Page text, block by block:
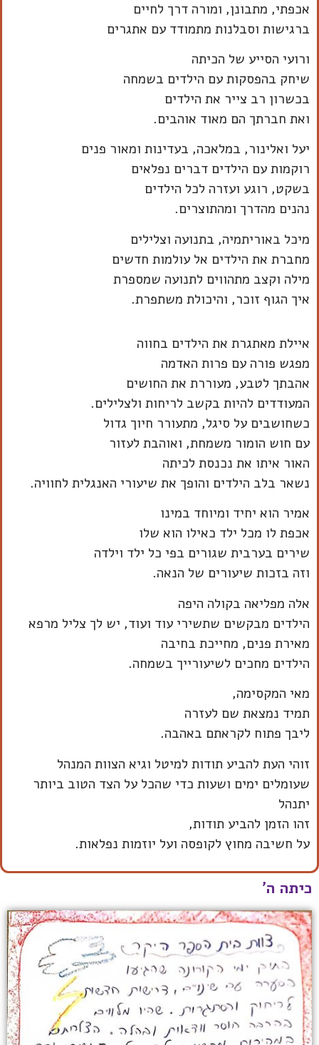
אכפתי, מתבונן, ומורה דרך לחיים
ברגישות וסבלנות מתמודד עם אתגרים
ורועי הסייע של הכיתה
שיחק בהפסקות עם הילדים בשמחה
בכשרון רב צייר את הילדים
ואת חברתך הם מאוד אוהבים.
יעל ואלינור, במלאכה, בעדינות ומאור פנים
רוקמות עם הילדים דברים נפלאים
בשקט, רוגע ועזרה לכל הילדים
נהנים מהדרך ומהתוצרים.
מיכל באוריתמיה, בתנועה וצלילים
מחברת את הילדים אל עולמות חדשים
מילה וקצב מתהווים לתנועה שמספרת
איך הגוף זוכר, והיכולת משתפרת.
איילת מאתגרת את הילדים בחווה
מפגש פורה עם פרות האדמה
אהבתך לטבע, מעוררת את החושים
המעודדים להיות בקשב לריחות ולצלילים.
כשחושבים על סיגל, מתעורר חיוך גדול
עם חוש הומור משמחת, ואוהבת לעזור
האור איתו את נכנסת לכיתה
נשאר בלב הילדים והופך את שיעורי האנגלית לחוויה.
אמיר הוא יחיד ומיוחד במינו
אכפת לו מכל ילד כאילו הוא שלו
שירים בערבית שגורים בפי כל ילד וילדה
וזה בזכות שיעורים של הנאה.
אלה מפליאה בקולה היפה
הילדים מבקשים שתשירי עוד ועוד, יש לך צליל מרפא
מאירת פנים, מחייכת בחיבה
הילדים מחכים לשיעורייך בשמחה.
מאי המקסימה,
תמיד נמצאת שם לעזרה
ליבך פתוח לקראתם באהבה.
זוהי העת להביע תודות למיטל וגיא הצוות המנהל
שעומלים ימים ושעות כדי שהכל על הצד הטוב ביותר
יתנהל
זהו הזמן להביע תודות,
על חשיבה מחוץ לקופסה ועל יוזמות נפלאות.
כיתה ה'